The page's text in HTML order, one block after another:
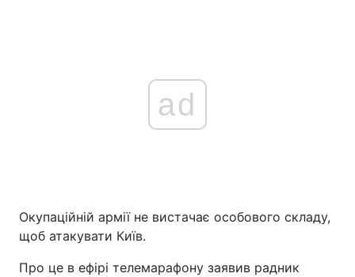
ad
Окупаційній армії не вистачає особового складу,
щоб атакувати Київ.
Про це в ефірі телемарафону заявив радник